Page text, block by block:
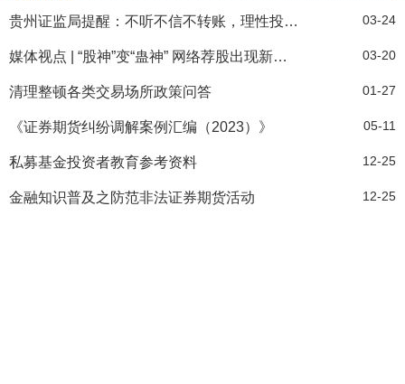
贵州证监局提醒：不听不信不转账，理性投资不上当 03-24
媒体视点 | “股神”变“蛊神” 网络荐股出现新特征 03-20
清理整顿各类交易场所政策问答 01-27
《证券期货纠纷调解案例汇编（2023）》 05-11
私募基金投资者教育参考资料 12-25
金融知识普及之防范非法证券期货活动 12-25